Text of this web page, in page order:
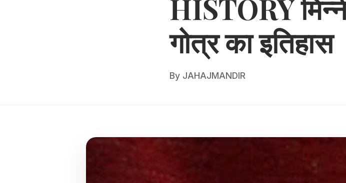
HISTORY
गोत्र का इतिहास
By JAHAJMANDIR